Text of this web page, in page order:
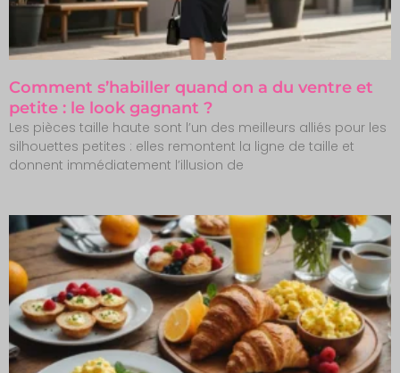
Comment s’habiller quand on a du ventre et
petite : le look gagnant ?
Les pièces taille haute sont l’un des meilleurs alliés pour les
silhouettes petites : elles remontent la ligne de taille et
donnent immédiatement l’illusion de